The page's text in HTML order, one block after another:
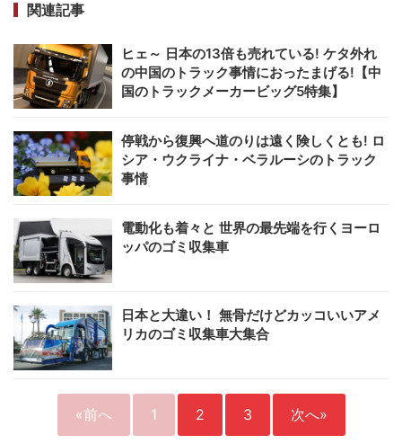
関連記事
ヒェ～ 日本の13倍も売れている! ケタ外れ
の中国のトラック事情におったまげる!【中
国のトラックメーカービッグ5特集】
停戦から復興へ道のりは遠く険しくとも! ロ
シア・ウクライナ・ベラルーシのトラック
事情
電動化も着々と 世界の最先端を行くヨーロ
ッパのゴミ収集車
日本と大違い！ 無骨だけどカッコいいアメ
リカのゴミ収集車大集合
«前へ 1 2 3 次へ»